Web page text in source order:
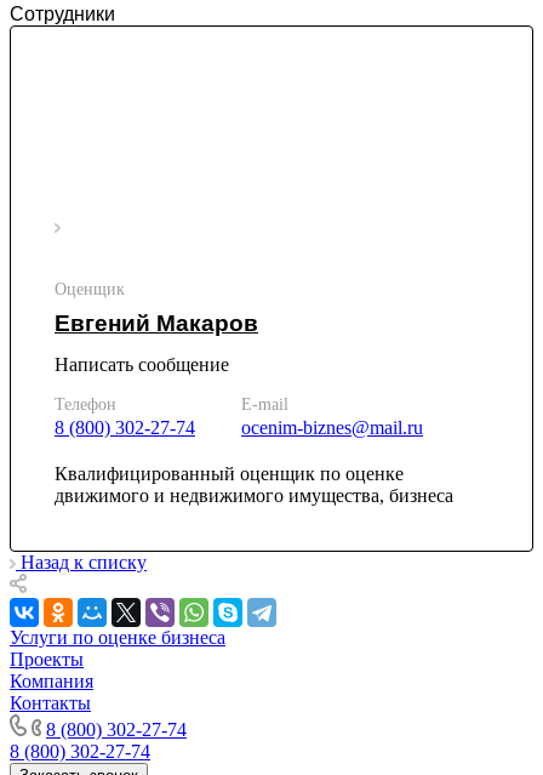
Сотрудники
Оценщик
Евгений Макаров
Написать сообщение
Телефон
8 (800) 302-27-74
E-mail
ocenim-biznes@mail.ru
Квалифицированный оценщик по оценке
движимого и недвижимого имущества, бизнеса
Назад к списку
Услуги по оценке бизнеса
Проекты
Компания
Контакты
8 (800) 302-27-74
8 (800) 302-27-74
Ишим
Каменск-Уральский
Камень-на-Оби
Камышин
Кандалакша
Карпинск
Кашира
Кемерово
Керчь
Кизляр
Кимры
Кингисепп
Кинель
Кинешма